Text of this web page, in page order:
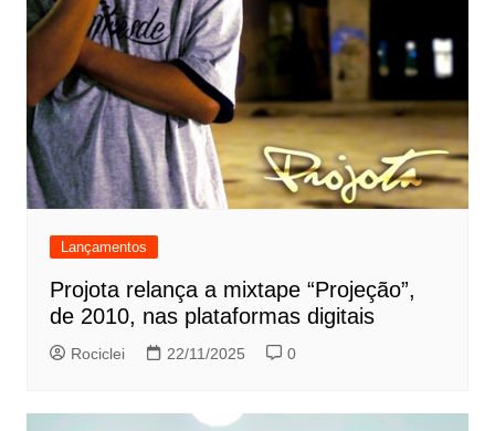
Lançamentos
Projota relança a mixtape “Projeção”,
de 2010, nas plataformas digitais
Rociclei 22/11/2025 0